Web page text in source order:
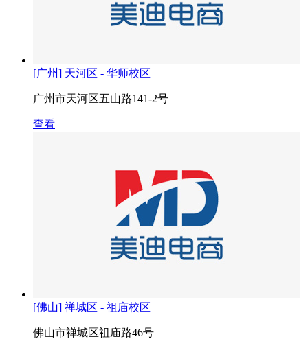
[广州] 天河区 - 华师校区
广州市天河区五山路141-2号
查看
[佛山] 禅城区 - 祖庙校区
佛山市禅城区祖庙路46号